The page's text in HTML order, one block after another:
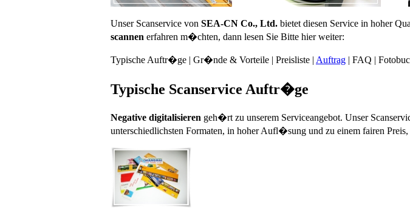
Unser Scanservice von SEA-CN Co., Ltd. bietet diesen Service in hoher
scannen erfahren m�chten, dann lesen Sie Bitte hier weiter:
Typische Auftr�ge | Gr�nde & Vorteile | Preisliste | Auftrag | FAQ |
Typische Scanservice Auftr�ge
Negative digitalisieren geh�rt zu unserem Serviceangebot. Unser
unterschiedlichsten Formaten, in hoher Aufl�sung und zu einem fairen